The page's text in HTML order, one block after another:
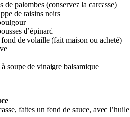
de palombes (conservez la carcasse)
de raisins noirs
d’épinard
fond de volaille (fait maison ou acheté)
à soupe de vinaigre balsamique
faites un fond de sauce, avec